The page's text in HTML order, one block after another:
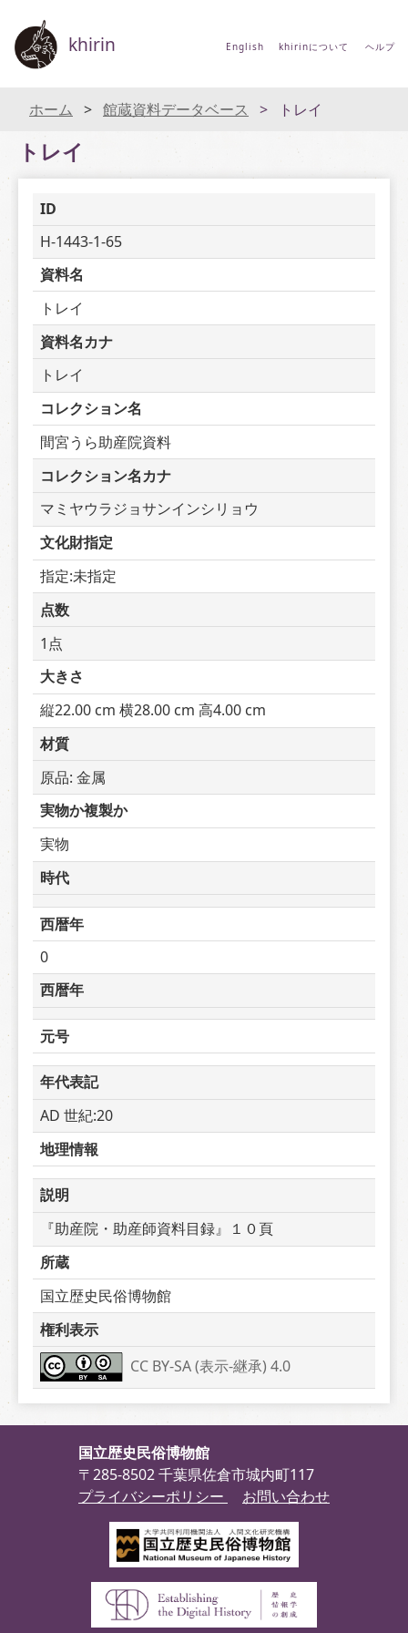
khirin English khirinについて ヘルプ
ホーム 館蔵資料データベース トレイ
トレイ
ID
H-1443-1-65
資料名
トレイ
資料名カナ
トレイ
コレクション名
間宮うら助産院資料
コレクション名カナ
マミヤウラジョサンインシリョウ
文化財指定
指定:未指定
点数
1点
大きさ
縦22.00 cm 横28.00 cm 高4.00 cm
材質
原品: 金属
実物か複製か
実物
時代
西暦年
0
西暦年
元号
年代表記
AD 世紀:20
地理情報
説明
『助産院・助産師資料目録』１０頁
所蔵
国立歴史民俗博物館
権利表示
CC BY-SA (表示-継承) 4.0
国立歴史民俗博物館
〒285-8502 千葉県佐倉市城内町117
プライバシーポリシー
お問い合わせ